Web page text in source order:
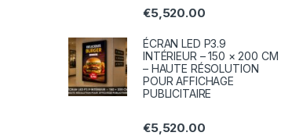
€5,520.00
ÉCRAN LED P3.9
INTÉRIEUR – 150 × 200 CM
– HAUTE RÉSOLUTION
POUR AFFICHAGE
PUBLICITAIRE
€5,520.00